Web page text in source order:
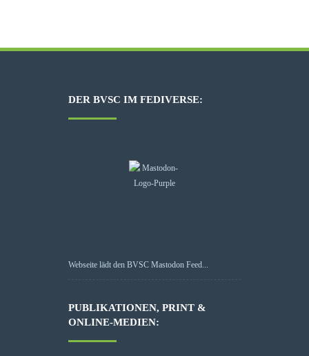
DER BVSC IM FEDIVERSE:
Webseite lädt den BVSC Mastodon Feed...
PUBLIKATIONEN, PRINT &
ONLINE-MEDIEN: